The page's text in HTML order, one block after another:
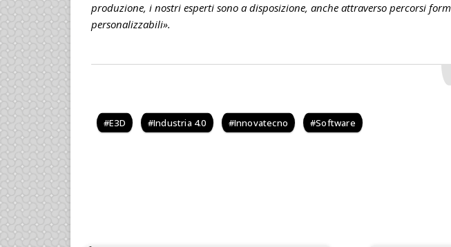
produzione, i nostri esperti sono a disposizione, anche attraverso percorsi
personalizzabili».
E3D Industria 4.0 Innovatecno Software